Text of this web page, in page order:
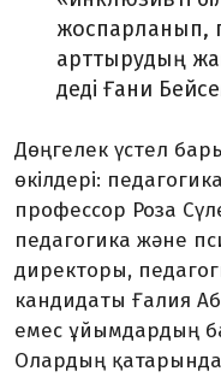
жоспарланып,
арттырудың
деді Ғани
Дөңгелек үстел
өкілдері:
профессор Роза
педагогика және
директоры,
кандидаты Ғалия
емес ұйымдардың
Олардың